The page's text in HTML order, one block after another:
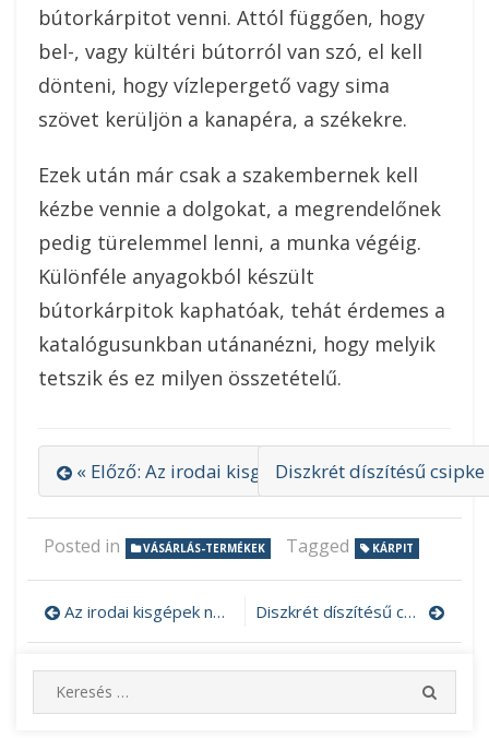
bútorkárpitot venni. Attól függően, hogy
bel-, vagy kültéri bútorról van szó, el kell
dönteni, hogy vízlepergető vagy sima
szövet kerüljön a kanapéra, a székekre.
Ezek után már csak a szakembernek kell
kézbe vennie a dolgokat, a megrendelőnek
pedig türelemmel lenni, a munka végéig.
Különféle anyagokból készült
bútorkárpitok kaphatóak, tehát érdemes a
katalógusunkban utánanézni, hogy melyik
tetszik és ez milyen összetételű.
« Előző: Az irodai kisgépek nem hiányozhatnak
Diszkrét díszítésű
Posted in VÁSÁRLÁS-TERMÉKEK Tagged KÁRPIT
Bejegyzés
navigáció
Az irodai kisgépek nem hiányozhatnak a munkahelyről Diszkrét díszítésű csipke menyasszonyi ruha
e
E